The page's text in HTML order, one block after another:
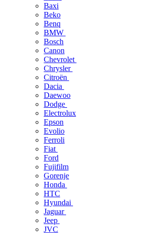
Baxi
Beko
Benq
BMW
Bosch
Canon
Chevrolet
Chrysler
Citroën
Dacia
Daewoo
Dodge
Electrolux
Epson
Evolio
Ferroli
Fiat
Ford
Fujifilm
Gorenje
Honda
HTC
Hyundai
Jaguar
Jeep
JVC